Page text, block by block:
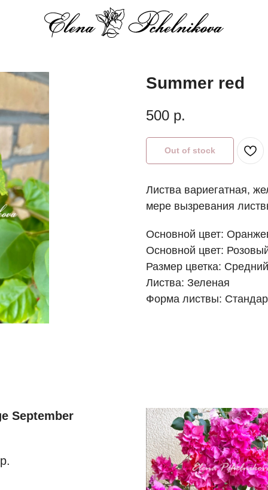
Summer red
500 р.
Out of stock
Листва вариегатная,
мере вызревания
Основной цвет:
Основной цвет:
Размер цветка: Средний
Листва: Зеленая
Форма листвы:
September
р.